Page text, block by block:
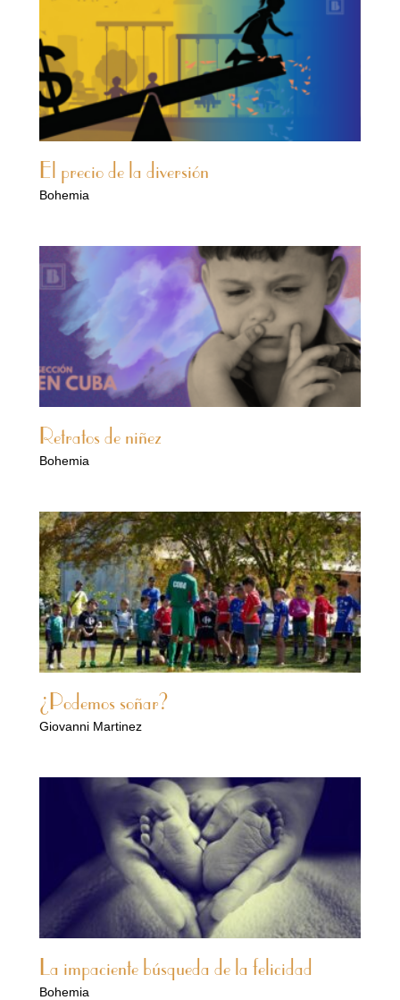
El precio de la diversión
Bohemia
Retratos de niñez
Bohemia
¿Podemos soñar?
Giovanni Martinez
La impaciente búsqueda de la felicidad
Bohemia